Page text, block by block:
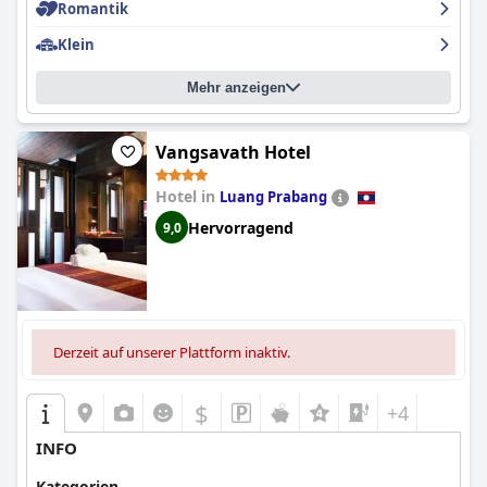
exzellenten Service suchen, sehr zu empfehlen ist. Ihre
wunderschön eingerichteten Zimmer und das engagierte
angenehmen Aufenthalt.
Romantik
Klein
Mehr anzeigen
Vangsavath Hotel
Hotel in Luang Prabang
9,0 Hervorragend
Derzeit auf unserer Plattform inaktiv.
$ +4
INFO